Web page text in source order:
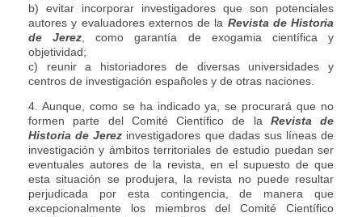
b) evitar incorporar investigadores que son potenciales
autores y evaluadores externos de la Revista de Historia
de Jerez , como garantía de exogamia científica y
objetividad;
c) reunir a historiadores de diversas universidades y
centros de investigación españoles y de otras naciones.
4. Aunque, como se ha indicado ya, se procurará que no
formen parte del Comité Científico de la Revista de
Historia de Jerez investigadores que dadas sus líneas de
investigación y ámbitos territoriales de estudio puedan ser
eventuales autores de la revista, en el supuesto de que
esta situación se produjera, la revista no puede resultar
perjudicada por esta contingencia, de manera que
excepcionalmente los miembros del Comité Científico